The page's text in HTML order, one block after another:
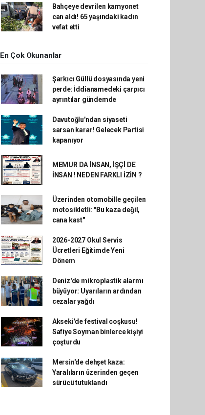
Bahçeye devrilen kamyonet
can aldı! 65 yaşındaki kadın
vefat etti
En Çok Okunanlar
Şarkıcı Güllü dosyasında yeni
perde: İddianamedeki çarpıcı
ayrıntılar gündemde
Davutoğlu'ndan siyaseti
sarsan karar! Gelecek Partisi
kapanıyor
MEMUR DA İNSAN, İŞÇİ DE
İNSAN ! NEDEN FARKLI İZİN ?
Üzerinden otomobille geçilen
motosikletli: "Bu kaza değil,
cana kast"
2026-2027 Okul Servis
Ücretleri Eğitimde Yeni
Dönem
Deniz'de mikroplastik alarmı
büyüyor: Uyarıların ardından
cezalar yağdı
Akseki'de festival coşkusu!
Safiye Soyman binlerce kişiyi
çoşturdu
Mersin'de dehşet kaza:
Yaralıların üzerinden geçen
sürücü tutuklandı